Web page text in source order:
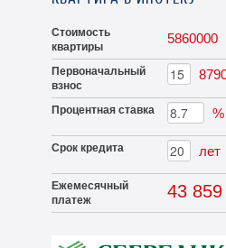
Стоимость
квартиры
5860000
Первоначальный
взнос
Процентная ставка %
Срок кредита лет
Ежемесячный
платеж
43 859